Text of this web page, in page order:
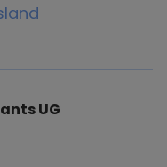
UG